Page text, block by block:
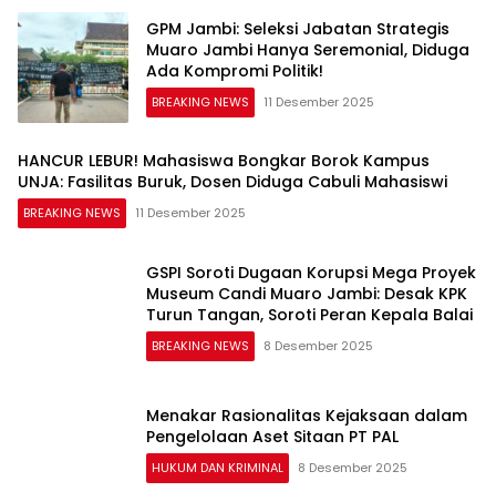
GPM Jambi: Seleksi Jabatan Strategis
Muaro Jambi Hanya Seremonial, Diduga
Ada Kompromi Politik!
BREAKING NEWS 11 Desember 2025
HANCUR LEBUR! Mahasiswa Bongkar Borok Kampus
UNJA: Fasilitas Buruk, Dosen Diduga Cabuli Mahasiswi
BREAKING NEWS 11 Desember 2025
GSPI Soroti Dugaan Korupsi Mega Proyek
Museum Candi Muaro Jambi: Desak KPK
Turun Tangan, Soroti Peran Kepala Balai
BREAKING NEWS 8 Desember 2025
Menakar Rasionalitas Kejaksaan dalam
Pengelolaan Aset Sitaan PT PAL
HUKUM DAN KRIMINAL 8 Desember 2025